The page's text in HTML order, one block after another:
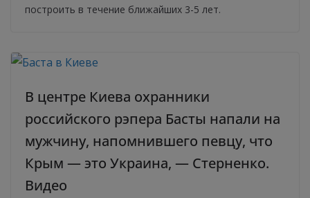
построить в течение ближайших 3-5 лет.
В центре Киева охранники
российского рэпера Басты напали на
мужчину, напомнившего певцу, что
Крым — это Украина, — Стерненко.
Видео